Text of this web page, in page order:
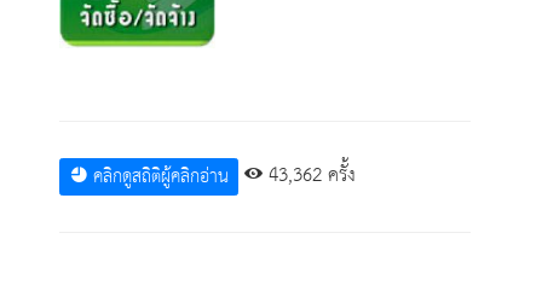
คลิกดูสถิติผู้คลิกอ่าน 43,362 ครั้ง